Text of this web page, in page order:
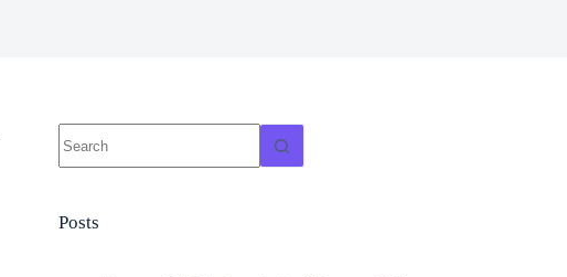
results
Posts